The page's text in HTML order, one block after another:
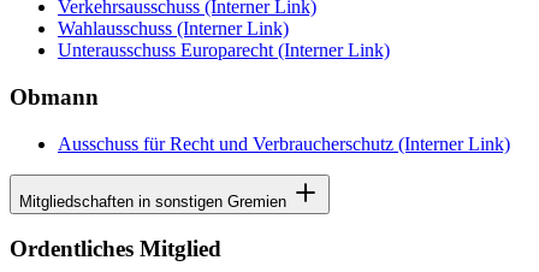
Verkehrsausschuss (Interner Link)
Wahlausschuss (Interner Link)
Unterausschuss Europarecht (Interner Link)
Obmann
Ausschuss für Recht und Verbraucherschutz (Interner Link)
Mitgliedschaften in sonstigen Gremien
Ordentliches Mitglied